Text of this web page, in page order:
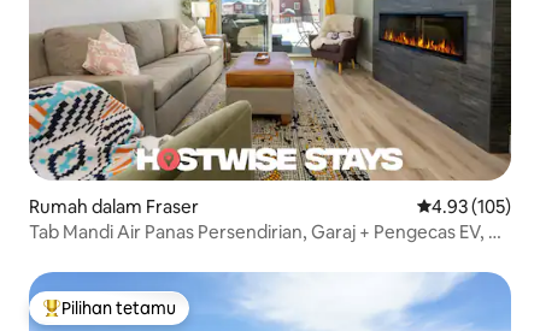
Rumah dalam Fraser Penarafan
4.93 (105)
Tab Mandi Air Panas Persendirian, Garaj + Pengecas EV, Di
Pilihan utama tetamu
Pilihan tetamu